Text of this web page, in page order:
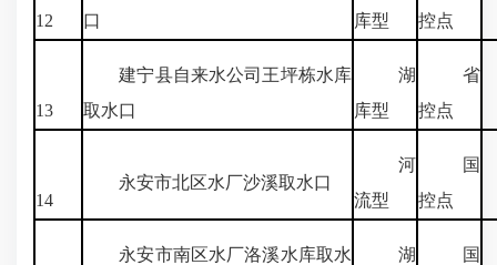
12
口
库型
控点
13
建宁县自来水公司王坪栋水库
取水口
湖
库型
省
控点
14
永安市北区水厂沙溪取水口
河
流型
国
控点
永安市南区水厂洛溪水库取水
湖
国